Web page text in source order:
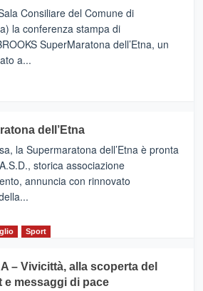
Consiliare del Comune di
la conferenza stampa di
SuperMaratona dell’Etna, un
a...
dell’Etna
la Supermaratona dell’Etna è pronta
storica associazione
annuncia con rinnovato
Sport
– Vivicittà, alla scoperta del
messaggi di pace